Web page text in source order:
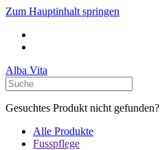
Zum Hauptinhalt springen
Alba Vita
Gesuchtes Produkt nicht gefunden?
Alle Produkte
Fusspflege